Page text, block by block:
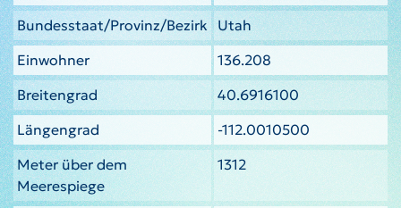
Bundesstaat/Provinz/Bezirk Utah
Einwohner
136.208
Breitengrad
40.6916100
Längengrad
-112.0010500
Meter über dem
Meerespiege
1312